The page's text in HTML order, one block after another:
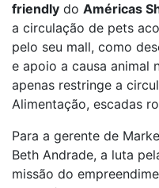
friendly do Américas
a circulação de pets
pelo seu mall, como
e apoio a causa animal
apenas restringe a
Alimentação, escadas
Para a gerente de
Beth Andrade, a luta
missão do